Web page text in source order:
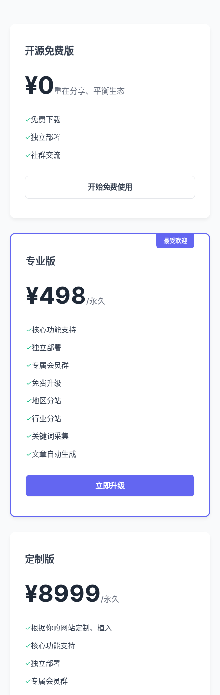
开源免费版
¥0重在分享、平衡生态
✓免费下载
✓独立部署
✓社群交流
开始免费使用
最受欢迎
专业版
¥498/永久
✓核心功能支持
✓独立部署
✓专属会员群
✓免费升级
✓地区分站
✓行业分站
✓关键词采集
✓文章自动生成
立即升级
定制版
¥8999/永久
✓根据你的网站定制、植入
✓核心功能支持
✓独立部署
✓专属会员群